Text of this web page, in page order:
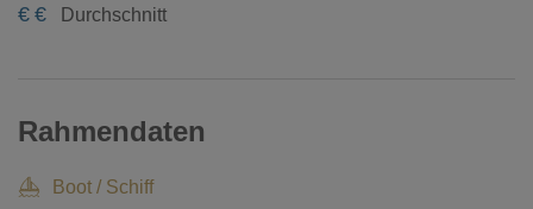
€ € Durchschnitt
Rahmendaten
Boot / Schiff